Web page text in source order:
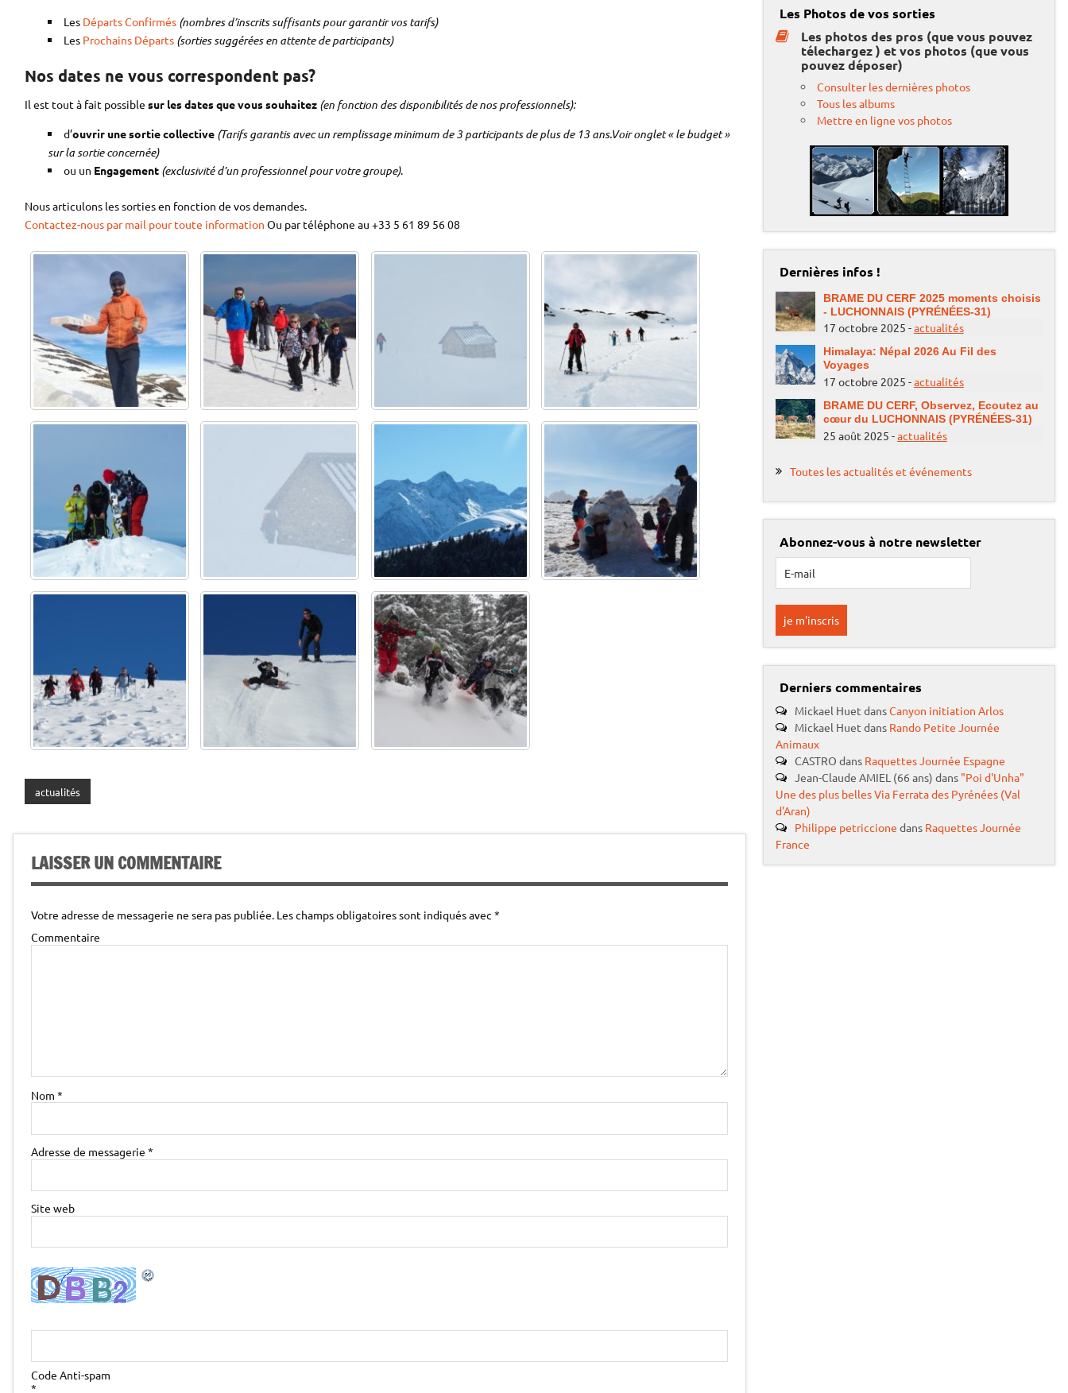
Les Départs Confirmés (nombres d’inscrits suffisants pour garantir vos tarifs)
Les Prochains Départs (sorties suggérées en attente de participants)
Nos dates ne vous correspondent pas?
Il est tout à fait possible sur les dates que vous souhaitez (en fonction des disponibilités de nos professionnels):
d’ouvrir une sortie collective (Tarifs garantis avec un remplissage minimum de 3 participants de plus de 13 ans.Voir onglet « le budget »
sur la sortie concernée)
ou un Engagement (exclusivité d’un professionnel pour votre groupe).
Nous articulons les sorties en fonction de vos demandes.
Contactez-nous par mail pour toute information Ou par téléphone au +33 5 61 89 56 08
actualités
LAISSER UN COMMENTAIRE
Votre adresse de messagerie ne sera pas publiée.Les champs obligatoires sont indiqués avec *
Commentaire
Nom *
Adresse de messagerie *
Site web
Code Anti-spam
*
Les Photos de vos sorties
Les photos des pros (que vous pouvez
télechargez ) et vos photos (que vous
pouvez déposer)
Consulter les dernières photos
Tous les albums
Mettre en ligne vos photos
Dernières infos !
BRAME DU CERF 2025 moments choisis
- LUCHONNAIS (PYRÉNÉES-31)
17 octobre 2025 -actualités
Himalaya: Népal 2026 Au Fil des
Voyages
17 octobre 2025 -actualités
BRAME DU CERF, Observez, Ecoutez au
cœur du LUCHONNAIS (PYRÉNÉES-31)
25 août 2025 -actualités
Toutes les actualités et événements
Abonnez-vous à notre newsletter
Derniers commentaires
Mickael Huet dansCanyon initiation Arlos
Mickael Huet dans Rando Petite Journée
Animaux
CASTRO dans Raquettes Journée Espagne
Jean-Claude AMIEL (66 ans) dans "Poi d'Unha"
Une des plus belles Via Ferrata des Pyrénées (Val
d'Aran)
Philippe petriccione dans Raquettes Journée
France